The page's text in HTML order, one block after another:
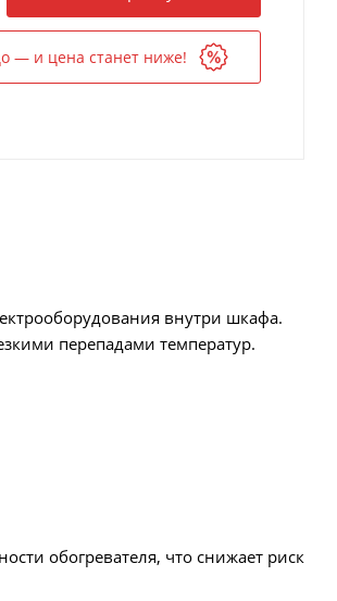
— и цена станет ниже!
внутри шкафа.
перепадами температур.
обогревателя, что снижает риск